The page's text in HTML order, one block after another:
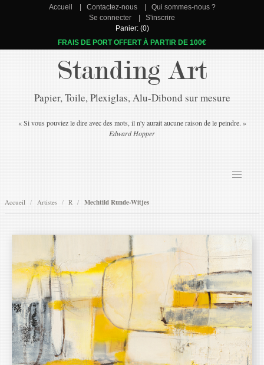
Accueil Contactez-nous
Qui sommes-nous ?
Se connecter
S'inscrire
Panier: (0)
FRAIS DE PORT OFFERT À PARTIR DE 100€
Standing Art
Papier, Toile, Plexiglas, Alu-Dibond sur mesure
« Si vous pouviez le dire avec des mots, il n'y aurait aucune raison de le peindre. »
Edward Hopper
Accueil Artistes R Mechtild Runde-Witjes